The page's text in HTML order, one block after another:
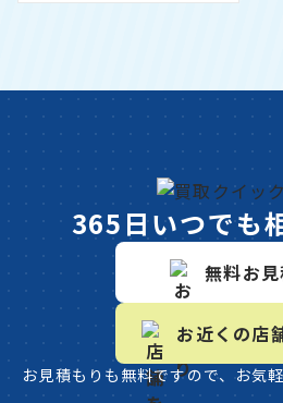
365日いつでも
無料お見
お近くの店
お見積もりも無料ですので、お気